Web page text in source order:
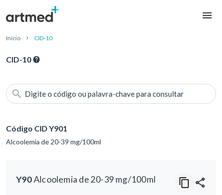
Início CID-10
CID-10
Digite o código ou palavra-chave para consultar
Código CID Y901
Alcoolemia de 20-39 mg/100ml
Y90Alcoolemia de 20-39 mg/100ml